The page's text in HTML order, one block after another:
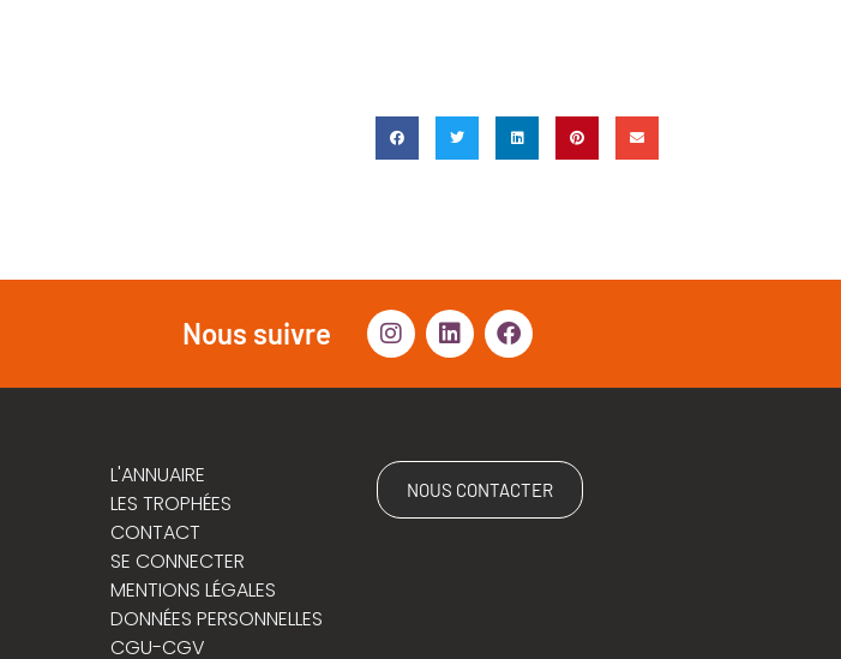
Nous suivre
L'ANNUAIRE
LES TROPHÉES
CONTACT
SE CONNECTER
MENTIONS LÉGALES
DONNÉES PERSONNELLES
CGU-CGV
NOUS CONTACTER